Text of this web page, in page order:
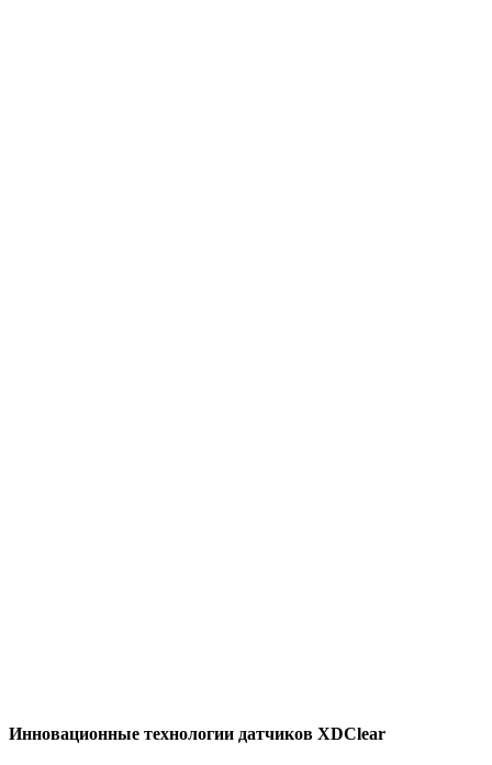
Инновационные технологии датчиков XDСlear